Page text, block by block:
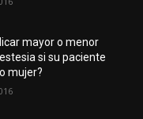
mayor o menor
si su paciente
mujer?